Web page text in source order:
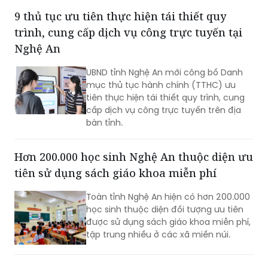
9 thủ tục ưu tiên thực hiện tái thiết quy
trình, cung cấp dịch vụ công trực tuyến tại
Nghệ An
UBND tỉnh Nghệ An mới công bố Danh
mục thủ tục hành chính (TTHC) ưu
tiên thực hiện tái thiết quy trình, cung
cấp dịch vụ công trực tuyến trên địa
bàn tỉnh.
Hơn 200.000 học sinh Nghệ An thuộc diện ưu
tiên sử dụng sách giáo khoa miễn phí
Toàn tỉnh Nghệ An hiện có hơn 200.000
học sinh thuộc diện đối tượng ưu tiên
được sử dụng sách giáo khoa miễn phí,
tập trung nhiều ở các xã miền núi.